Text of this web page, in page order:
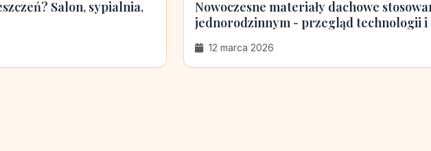
Salon, sypialnia,
Nowoczesne materiały dachowe
jednorodzinnym - przegląd technologii
12 marca 2026